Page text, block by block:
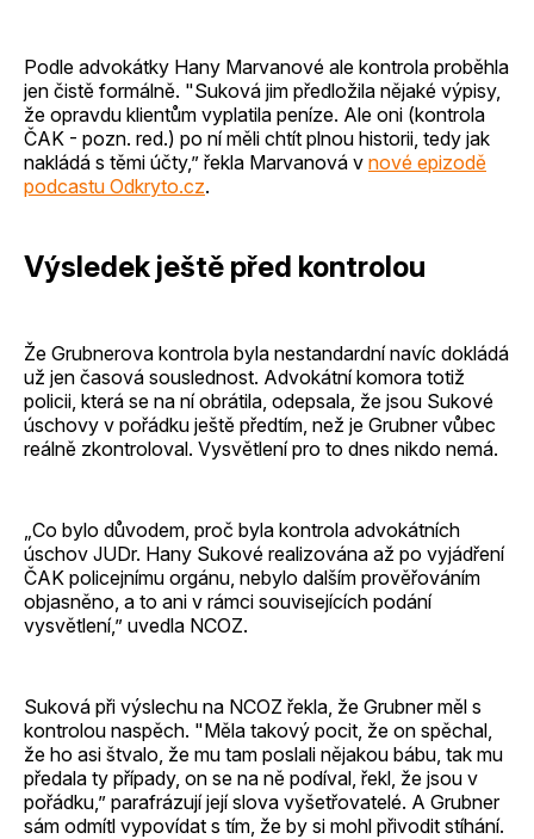
Podle advokátky Hany Marvanové ale kontrola proběhla
jen čistě formálně. "Suková jim předložila nějaké výpisy,
že opravdu klientům vyplatila peníze. Ale oni (kontrola
ČAK - pozn. red.) po ní měli chtít plnou historii, tedy jak
nakládá s těmi účty,” řekla Marvanová v nové epizodě
podcastu Odkryto.cz.
Výsledek ještě před kontrolou
Že Grubnerova kontrola byla nestandardní navíc dokládá
už jen časová souslednost. Advokátní komora totiž
policii, která se na ní obrátila, odepsala, že jsou Sukové
úschovy v pořádku ještě předtím, než je Grubner vůbec
reálně zkontroloval. Vysvětlení pro to dnes nikdo nemá.
„Co bylo důvodem, proč byla kontrola advokátních
úschov JUDr. Hany Sukové realizována až po vyjádření
ČAK policejnímu orgánu, nebylo dalším prověřováním
objasněno, a to ani v rámci souvisejících podání
vysvětlení,” uvedla NCOZ.
Suková při výslechu na NCOZ řekla, že Grubner měl s
kontrolou naspěch. "Měla takový pocit, že on spěchal,
že ho asi štvalo, že mu tam poslali nějakou bábu, tak mu
předala ty případy, on se na ně podíval, řekl, že jsou v
pořádku,” parafrázují její slova vyšetřovatelé. A Grubner
sám odmítl vypovídat s tím, že by si mohl přivodit stíhání.